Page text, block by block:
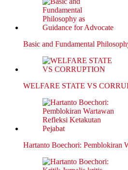
Basic and Fundamental
WELFARE STATE VS
Hartanto Boechori: Pemblokiran